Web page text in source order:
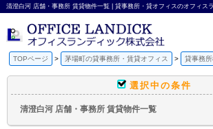
清澄白河 店舗・事務所 賃貸物件一覧 | 貸事務所・貸オフィスのオフィス
TOPページ 茅場町の貸事務所・賃貸オフィス 貸事務
選択中の条件
清澄白河 店舗・事務所 賃貸物件一覧